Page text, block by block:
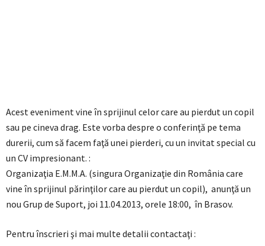
Acest eveniment vine în sprijinul celor care au pierdut un copil
sau pe cineva drag. Este vorba despre o conferinţă pe tema
durerii, cum să facem faţă unei pierderi, cu un invitat special cu
un CV impresionant. :
Organizaţia E.M.M.A. (singura Organizaţie din România care
vine în sprijinul părinţilor care au pierdut un copil), anunţă un
nou Grup de Suport, joi 11.04.2013, orele 18:00, în Brasov.
Pentru înscrieri şi mai multe detalii contactaţi :